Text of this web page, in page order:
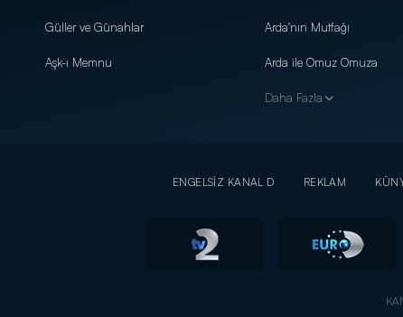
Güller ve Günahlar
Aşk-ı Memnu
Arda'nın Mutfağı
Arda ile Omuz Omuza
Daha Fazla
ENGELSİZ KANAL D REKLAM